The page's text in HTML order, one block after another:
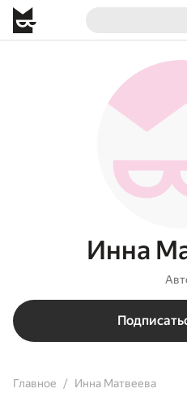
Инна
Главное Инна Матвеева